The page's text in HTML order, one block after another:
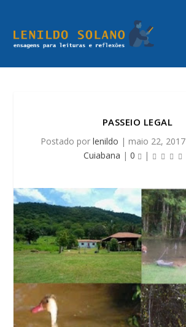
PASSEIO LEGAL
Postado por lenildo | maio 22, 2017
Cuiabana | 0 |